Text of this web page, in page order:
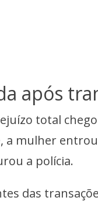
após
total
a mulher
a polícia.
das